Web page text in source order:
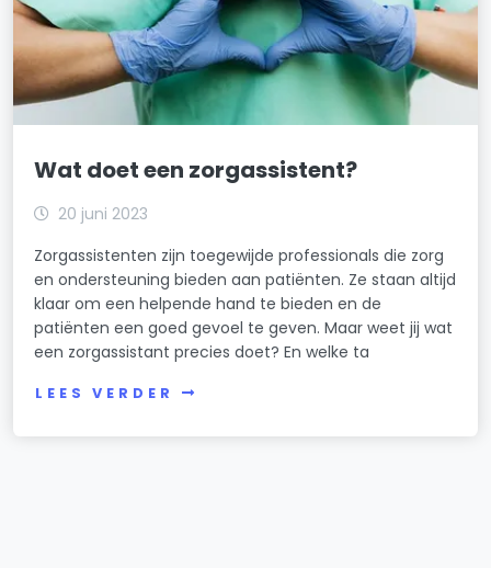
Wat doet een zorgassistent?
20 juni 2023
Zorgassistenten zijn toegewijde professionals die zorg
en ondersteuning bieden aan patiënten. Ze staan altijd
klaar om een helpende hand te bieden en de
patiënten een goed gevoel te geven. Maar weet jij wat
een zorgassistant precies doet? En welke ta
LEES VERDER